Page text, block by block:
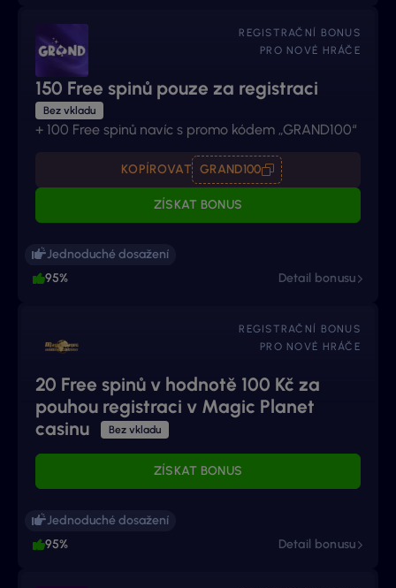
REGISTRAČNÍ BONUS
PRO NOVÉ HRÁČE
150 Free spinů pouze za registraci
Bez vkladu
+ 100 Free spinů navíc s promo kódem „GRAND100“
KOPÍROVAT GRAND100
ZÍSKAT BONUS
Jednoduché dosažení
95%
Detail bonusu
REGISTRAČNÍ BONUS
PRO NOVÉ HRÁČE
20 Free spinů v hodnotě 100 Kč za
pouhou registraci v Magic Planet
casinu
Bez vkladu
ZÍSKAT BONUS
Jednoduché dosažení
95%
Detail bonusu